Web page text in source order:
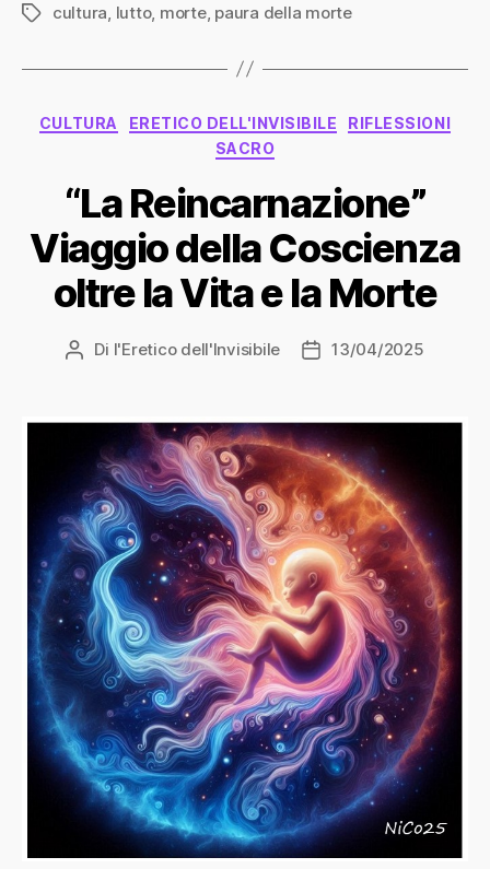
Tag cultura, lutto, morte, paura della morte
Categorie
CULTURA ERETICO DELL'INVISIBILE
RIFLESSIONI
SACRO
“La Reincarnazione”
Viaggio della Coscienza
oltre la Vita e la Morte
Autore
Di l'Eretico dell'Invisibile
Data13/04/2025